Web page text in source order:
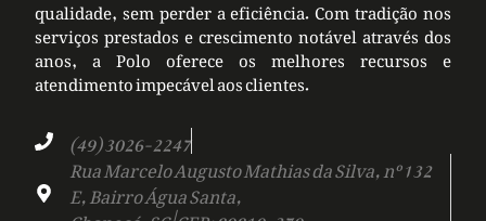
qualidade, sem perder a eficiência. Com tradição nos
serviços prestados e crescimento notável através dos
anos, a Polo oferece os melhores recursos e
atendimento impecável aos clientes.
(49) 3026-2247
Rua Marcelo Augusto Mathias da Silva, nº 132
E, Bairro Água Santa,